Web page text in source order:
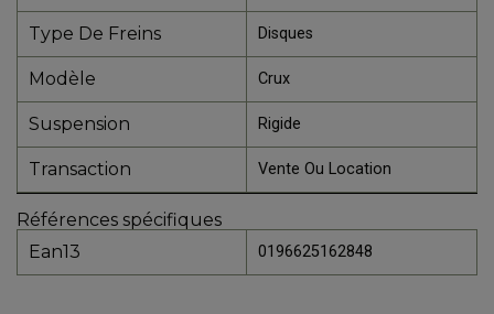
Type De Freins Disques
Modèle Crux
Suspension Rigide
Transaction Vente Ou Location
Références spécifiques
Ean13
0196625162848